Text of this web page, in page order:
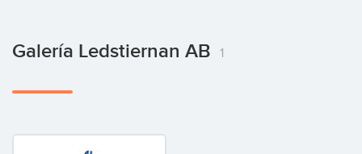
Galería Ledstiernan AB 1